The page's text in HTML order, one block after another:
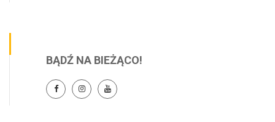
BĄDŹ NA BIEŻĄCO!